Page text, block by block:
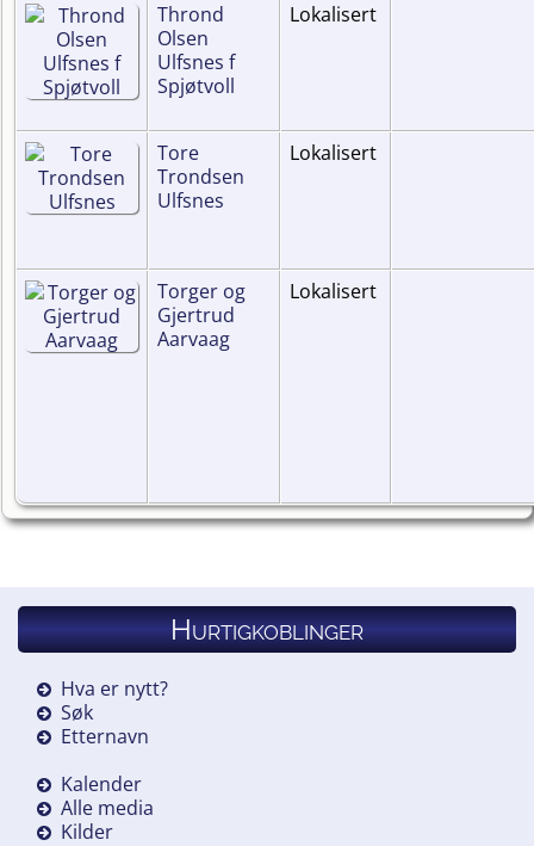
Thrond
Olsen
Ulfsnes f
Spjøtvoll
Lokalisert
Tore
Trondsen
Ulfsnes
Lokalisert
Torger og
Gjertrud
Aarvaag
Lokalisert
Hurtigkoblinger
Hva er nytt?
Søk
Etternavn
Kalender
Alle media
Kilder